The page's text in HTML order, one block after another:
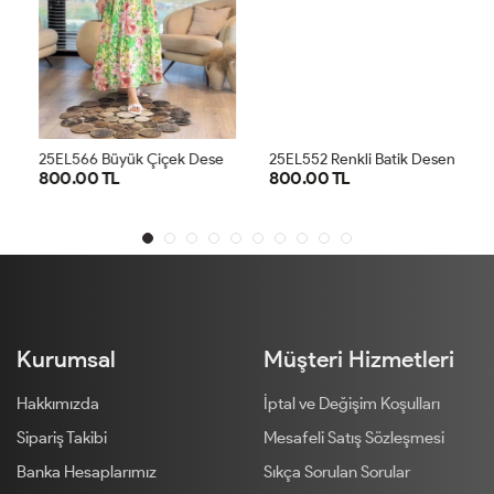
2
5EL566 Büyük Çiçek Desenli Elbise Yeşil
800.00 TL 800.00 TL
Kurumsal
Hakkımızda
Sipariş Takibi
Banka Hesaplarımız
Müşteri Hizmetleri
İptal ve Değişim Koşulları
Mesafeli Satış Sözleşmesi
Sıkça Sorulan Sorular